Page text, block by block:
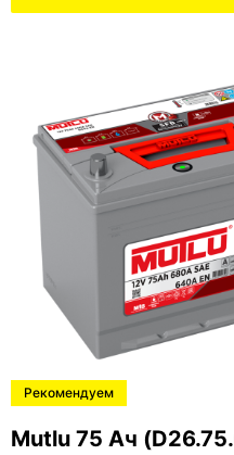
Рекомендуем
Mutlu 75 Ач